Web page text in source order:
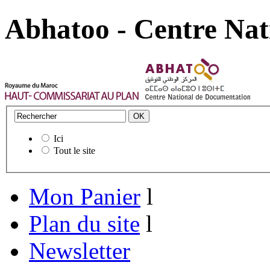
Abhatoo - Centre
Ici
Tout le site
Mon Panier l
Plan du site l
Newsletter